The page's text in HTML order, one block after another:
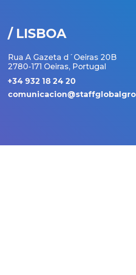
/ LISBOA
Rua A Gazeta d´Oeiras 20B
2780-171 Oeiras, Portugal
+34 932 18 24 20